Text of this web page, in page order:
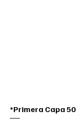
*Primera Capa